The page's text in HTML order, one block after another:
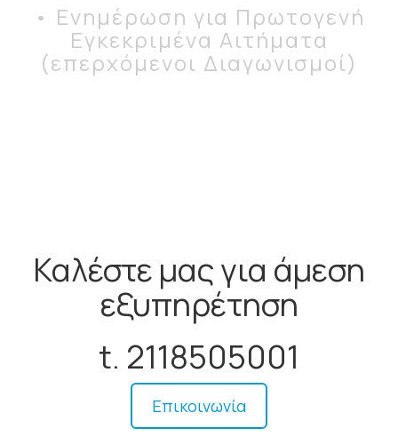
• Ενημέρωση για Πρωτογενή
Εγκεκριμένα Αιτήματα
(επερχόμενοι Διαγωνισμοί)
Καλέστε μας για άμεση
εξυπηρέτηση
t. 2118505001
Επικοινωνία